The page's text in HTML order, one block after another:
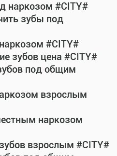
наркозом #CITY#
зубы под
#CITY#
зубов цена #CITY#
под общим
взрослым
наркозом
взрослым #CITY#